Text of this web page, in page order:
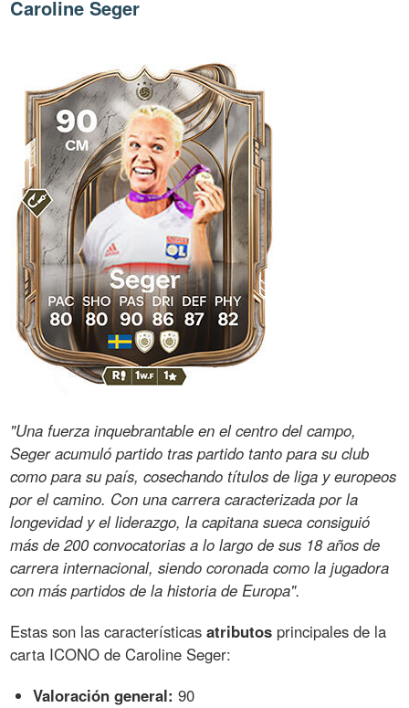
Caroline Seger
"Una fuerza inquebrantable en el centro del campo,
Seger acumuló partido tras partido tanto para su club
como para su país, cosechando títulos de liga y europeos
por el camino. Con una carrera caracterizada por la
longevidad y el liderazgo, la capitana sueca consiguió
más de 200 convocatorias a lo largo de sus 18 años de
carrera internacional, siendo coronada como la jugadora
con más partidos de la historia de Europa".
Estas son las característicasatributos principales de la
carta ICONO de Caroline Seger:
Valoración general: 90